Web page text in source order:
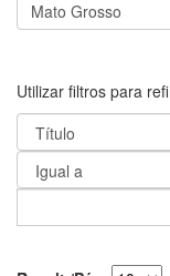
Utilizar filtros para